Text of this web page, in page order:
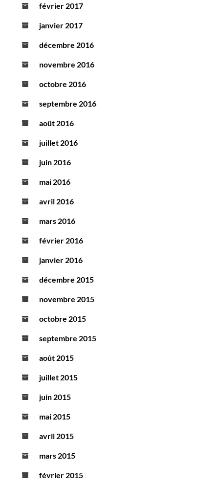
février 2017
janvier 2017
décembre 2016
novembre 2016
octobre 2016
septembre 2016
août 2016
juillet 2016
juin 2016
mai 2016
avril 2016
mars 2016
février 2016
janvier 2016
décembre 2015
novembre 2015
octobre 2015
septembre 2015
août 2015
juillet 2015
juin 2015
mai 2015
avril 2015
mars 2015
février 2015